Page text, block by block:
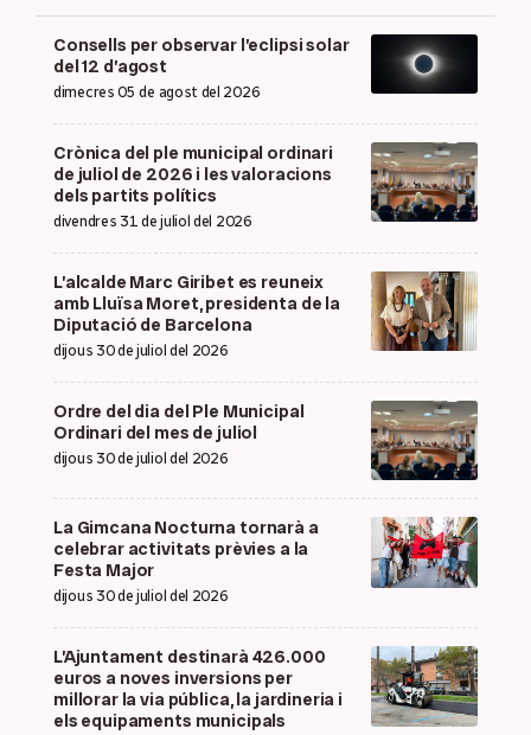
Consells per observar l’eclipsi solar
del 12 d’agost
dimecres 05 de agost del 2026
Crònica del ple municipal ordinari
de juliol de 2026 i les valoracions
dels partits polítics
divendres 31 de juliol del 2026
L’alcalde Marc Giribet es reuneix
amb Lluïsa Moret, presidenta de la
Diputació de Barcelona
dijous 30 de juliol del 2026
Ordre del dia del Ple Municipal
Ordinari del mes de juliol
dijous 30 de juliol del 2026
La Gimcana Nocturna tornarà a
celebrar activitats prèvies a la
Festa Major
dijous 30 de juliol del 2026
L’Ajuntament destinarà 426.000
euros a noves inversions per
millorar la via pública, la jardineria i
els equipaments municipals